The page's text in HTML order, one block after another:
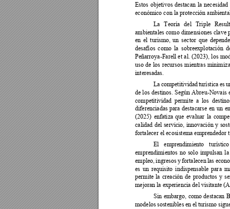
Estos objetivos destacan la necesidad
económico con la protección
La
Teoría del Triple
ambientales como dimensiones clave
en el turismo, un sector que
desafíos como la sobreexplotación
Peñarroya-Farell et al. (2023), los
uso de los recursos mientras minim
interesadas.
La competitividad turística es
de los destinos. Según Abreu-Novais
competitividad permite a los
diferenciadas para destacarse en un
(2025) enfatiza que evaluar la
calidad del servicio, innovación y
fortalecer el ecosistema emprendedor
El
emprendimiento
emprendimientos no solo impulsan
empleo, ingresos y fortalecen las
es un requisito indispensable para
permite la creación de productos y
mejoran la experiencia del visitante
Sin embargo, como destacan
modelos sostenibles en el turismo